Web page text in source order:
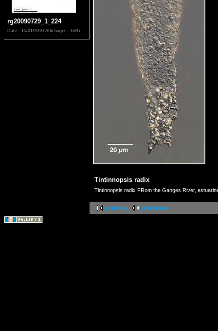
rg20090729_1_224
Date : 15/01/2010 Affichages : 6337
Tintinnopsis radix
Tintinnopsis radix FRom the Ganges River,
première précédente